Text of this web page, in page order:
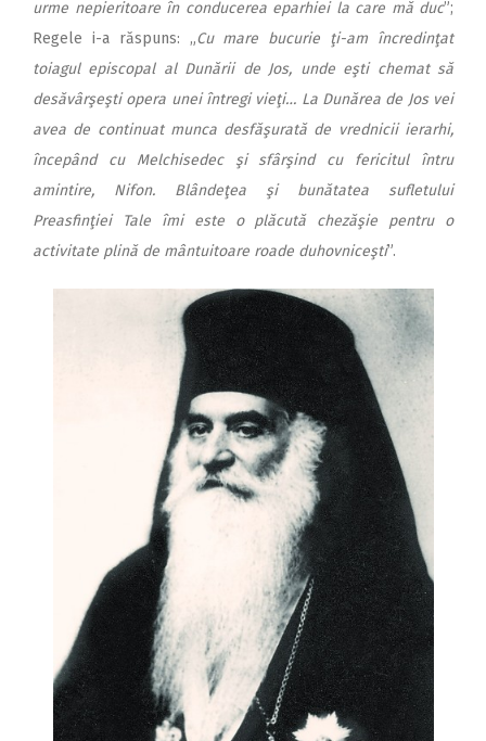
urme nepieritoare în conducerea eparhiei la care mă duc”;
Regele i-a răspuns: „Cu mare bucurie ţi-am încredinţat
toiagul episcopal al Dunării de Jos, unde eşti chemat să
desăvârşeşti opera unei întregi vieţi… La Dunărea de Jos vei
avea de continuat munca desfăşurată de vrednicii ierarhi,
începând cu Melchisedec şi sfârşind cu fericitul întru
amintire, Nifon. Blândeţea şi bunătatea sufletului
Preasfinţiei Tale îmi este o plăcută chezăşie pentru o
activitate plină de mântuitoare roade duhovniceşti”.